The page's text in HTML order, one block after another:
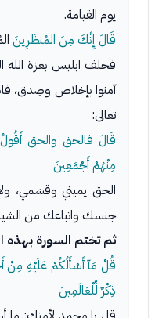
يوم القيامة.
قَالَ إِنَّكَ مِنَ المُنظَرِينَ
فحلف ابليس بعزة الله
آمنوا بإخلاص وصِدق،
تعالى:
قَالَ فالحق والحق
مِنْهُمْ أَجْمَعِينَ
الحق يميني وقسَمي،
جنسك واتباعك من
ثم تختم السورة بهذه
قُلْ مَآ أَسْأَلُكُمْ عَلَيْهِ مِنْ
ذِكْرٌ لِّلْعَالَمِينَ